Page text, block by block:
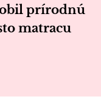
prírodnú
matracu